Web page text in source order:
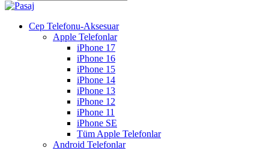
Cep Telefonu-Aksesuar
Apple Telefonlar
iPhone 17
iPhone 16
iPhone 15
iPhone 14
iPhone 13
iPhone 12
iPhone 11
iPhone SE
Tüm Apple Telefonlar
Android Telefonlar